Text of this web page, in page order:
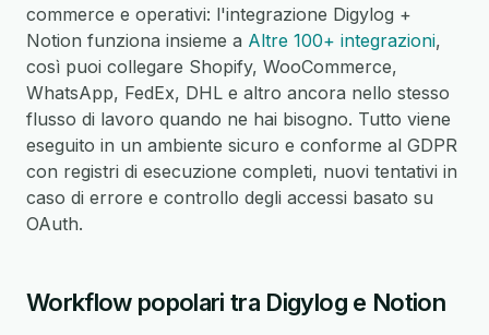
commerce e operativi: l'integrazione Digylog +
Notion funziona insieme a Altre 100+ integrazioni,
così puoi collegare Shopify, WooCommerce,
WhatsApp, FedEx, DHL e altro ancora nello stesso
flusso di lavoro quando ne hai bisogno. Tutto viene
eseguito in un ambiente sicuro e conforme al GDPR
con registri di esecuzione completi, nuovi tentativi in
caso di errore e controllo degli accessi basato su
OAuth.
Workflow popolari tra Digylog e Notion